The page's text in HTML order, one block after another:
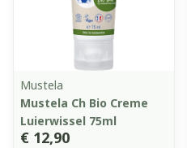
Mustela
Mustela Ch Bio Creme
Luierwissel 75ml
€ 12,90